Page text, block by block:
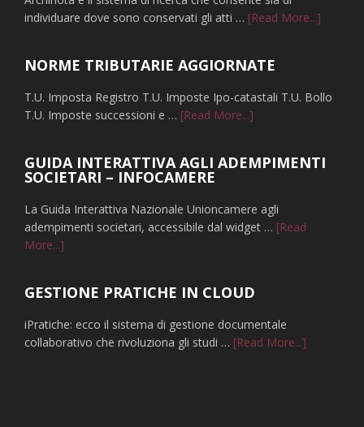
individuare dove sono conservati gli atti … [Read More...]
atti
NORME TRIBUTARIE AGGIORNATE
T.U. Imposta Registro T.U. Imposte Ipo-catastali T.U. Bollo
T.U. Imposte successioni e … [Read More...]
GUIDA INTERATTIVA AGLI ADEMPIMENTI
SOCIETARI – INFOCAMERE
La Guida Interattiva Nazionale Unioncamere agli
adempimenti societari, accessibile dal widget … [Read
More...]
ADEMPIMENTI
–
INFOCAMERE
GESTIONE PRATICHE IN CLOUD
iPratiche: ecco il sistema di gestione documentale
collaborativo che rivoluziona gli studi … [Read More...]